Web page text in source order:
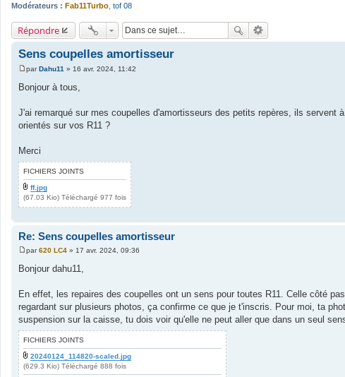
Modérateurs : Fab11Turbo tof 08
Répondre
Sens coupelles amortisseur
M
s
a
g
e
parDahu11 » 16 avr. 2024, 11:42
Bonjour à tous,
J'ai remarqué sur mes coupelles d'amortisseurs des petits repères, ils
orientés sur vos R11 ?
Merci
FICHIERS JOINTS
ff.jpg
(67.03 Kio) Téléchargé 977 fois
Re: Sens coupelles amortisseur
M
s
g
e
par620 LC4 » 17 avr. 2024, 09:36
Bonjour dahu11,
En effet, les repaires des coupelles ont un sens pour toutes R11. Celle côté
regardant sur plusieurs photos, ça confirme ce que je t'inscris. Pour moi, ta
suspension sur la caisse, tu dois voir qu'elle ne peut aller que dans un seul
FICHIERS JOINTS
20240124_114820-scaled.jpg
(629.3 Kio) Téléchargé 888 fois